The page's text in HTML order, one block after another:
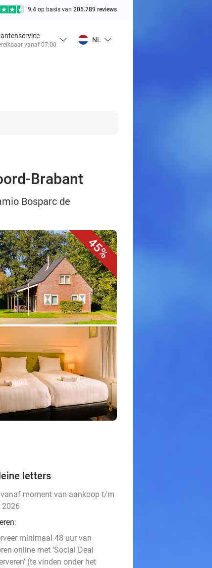
9,4 op basis van 205.789 reviews
vanaf 07:00
NL
Brabant
Bosparc de
45%
letters
vanaf moment van aankoop t/m
2026
:
minimaal 48 uur van
online met 'Social Deal
(te vinden onder het